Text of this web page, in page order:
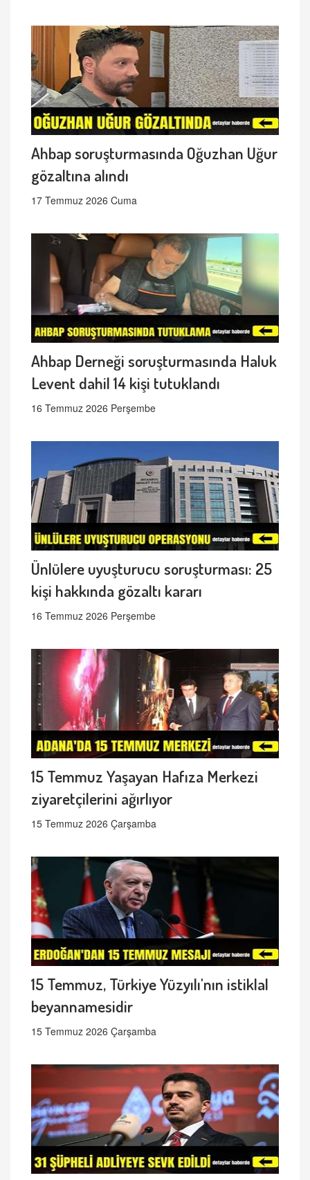
Ahbap soruşturmasında Oğuzhan Uğur
gözaltına alındı
17 Temmuz 2026 Cuma
Ahbap Derneği soruşturmasında Haluk
Levent dahil 14 kişi tutuklandı
16 Temmuz 2026 Perşembe
Ünlülere uyuşturucu soruşturması: 25
kişi hakkında gözaltı kararı
16 Temmuz 2026 Perşembe
15 Temmuz Yaşayan Hafıza Merkezi
ziyaretçilerini ağırlıyor
15 Temmuz 2026 Çarşamba
15 Temmuz, Türkiye Yüzyılı'nın istiklal
beyannamesidir
15 Temmuz 2026 Çarşamba